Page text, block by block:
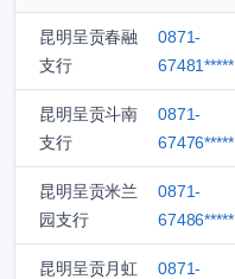
昆明呈贡春融
支行
0871-
67481*****
昆明呈贡斗南
支行
0871-
67476*****
昆明呈贡米兰
园支行
0871-
67486*****
昆明呈贡月虹
0871-